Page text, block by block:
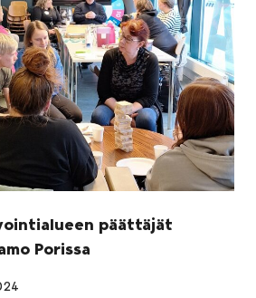
päättäjät
Porissa